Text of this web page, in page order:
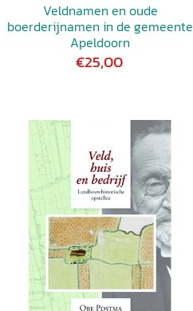
Veldnamen en oude
boerderijnamen in de gemeente
Apeldoorn
€25,00